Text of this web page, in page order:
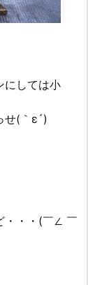
にしては小
せ(｀ε´)
・・・(￣∠ ￣